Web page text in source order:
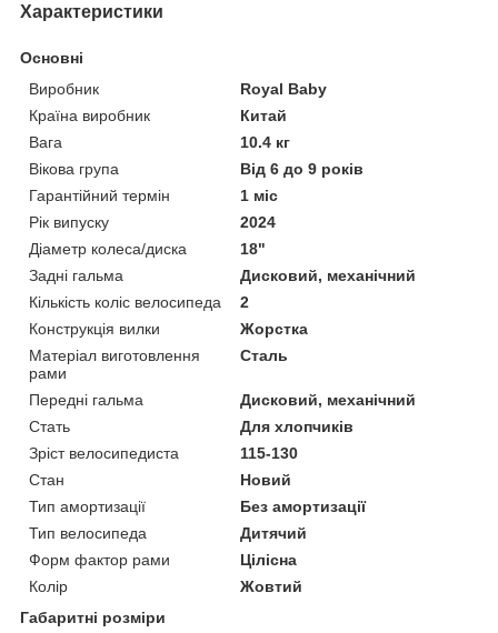
Характеристики
Основні
Виробник
Royal Baby
Країна виробник
Китай
Вага
10.4 кг
Вікова група
Від 6 до 9 років
Гарантійний термін
1 міс
Рік випуску
2024
Діаметр колеса/диска
18"
Задні гальма
Дисковий, механічний
Кількість коліс велосипеда
2
Конструкція вилки
Жорстка
Матеріал виготовлення
рами
Сталь
Передні гальма
Дисковий, механічний
Стать
Для хлопчиків
Зріст велосипедиста
115-130
Стан
Новий
Тип амортизації
Без амортизації
Тип велосипеда
Дитячий
Форм фактор рами
Цілісна
Колір
Жовтий
Габаритні розміри